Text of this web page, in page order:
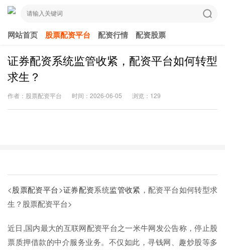
网站首页 股票配资平台 配资行情 配资股票
证券配资系统监管收紧，配资平台如何转型
求生？
作者：股票配资平台 时间：2026-06-05 浏览：129
<股票配资平台>证券配资系统监管收紧 ，配资平台如何转型求
生？ 股票配资平台>
近日,国内最大的互联网配资平台之一米牛网发公告称，停止股
票质押借款的中介服务业务。不仅如此，寻钱网、趣炒股等多